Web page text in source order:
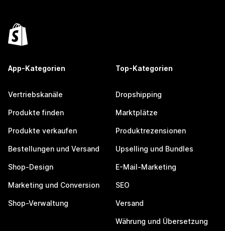
App-Kategorien
Vertriebskanäle
Produkte finden
Produkte verkaufen
Bestellungen und Versand
Shop-Design
Marketing und Conversion
Shop-Verwaltung
Top-Kategorien
Dropshipping
Marktplätze
Produktrezensionen
Upselling und Bundles
E-Mail-Marketing
SEO
Versand
Währung und Übersetzung